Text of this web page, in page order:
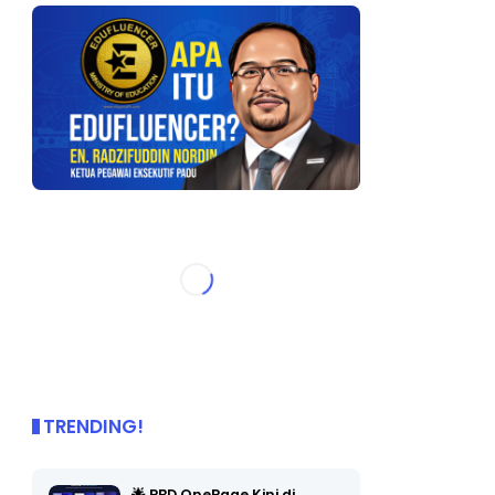
TRENDING!